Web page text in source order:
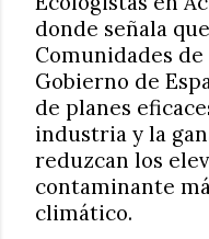
donde señala
Comunidades
Gobierno de
de planes
industria y la
reduzcan los
contaminante
climático.